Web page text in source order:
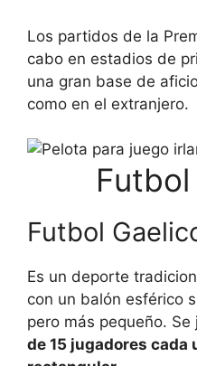
Los partidos de la
cabo en estadios de
una gran base de
como en el extranjero.
Futbol
Es un deporte
con un balón esférico
pero más pequeño. Se
de 15 jugadores cada